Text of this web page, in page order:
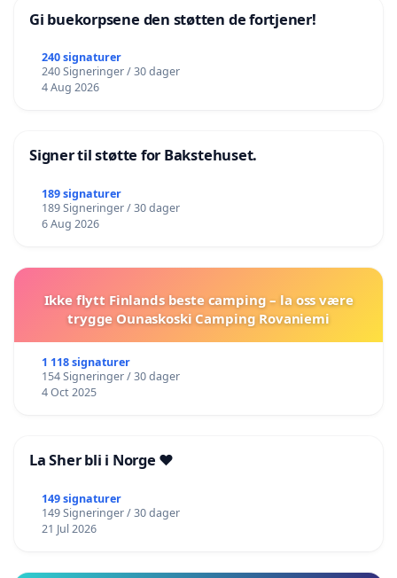
Gi buekorpsene den støtten de fortjener!
240 signaturer
240 Signeringer / 30 dager
4 Aug 2026
Signer til støtte for Bakstehuset.
189 signaturer
189 Signeringer / 30 dager
6 Aug 2026
Ikke flytt Finlands beste camping – la oss være
trygge Ounaskoski Camping Rovaniemi
1 118 signaturer
154 Signeringer / 30 dager
4 Oct 2025
La Sher bli i Norge ❤️
149 signaturer
149 Signeringer / 30 dager
21 Jul 2026